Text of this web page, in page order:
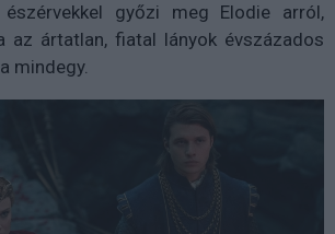
észérvekkel győzi meg Elodie arról,
az ártatlan, fiatal lányok évszázados
mindegy.